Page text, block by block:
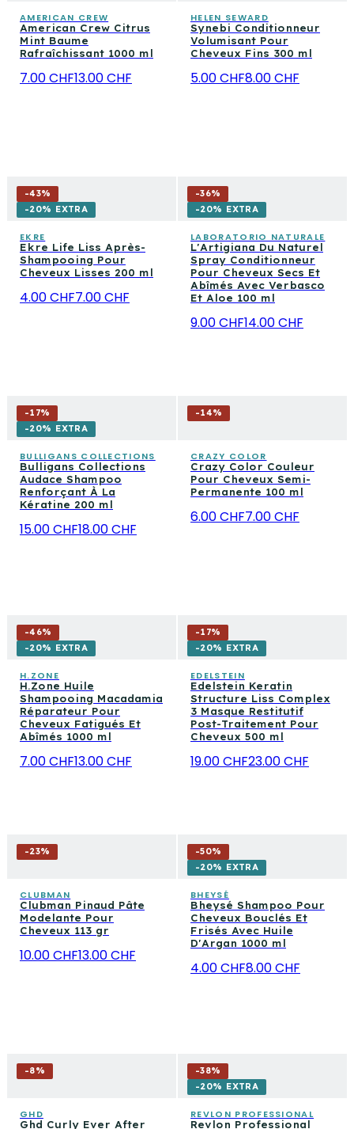
AMERICAN CREW
American Crew Citrus
Mint Baume
Rafraîchissant 1000 ml
7.00 CHF13.00 CHF
HELEN SEWARD
Synebi Conditionneur
Volumisant Pour
Cheveux Fins 300 ml
5.00 CHF8.00 CHF
-43%
-20% EXTRA
EKRE
Ekre Life Liss Après-
Shampooing Pour
Cheveux Lisses 200 ml
4.00 CHF7.00 CHF
-36%
-20% EXTRA
LABORATORIO NATURALE
L'Artigiana Du Naturel
Spray Conditionneur
Pour Cheveux Secs Et
Abîmés Avec Verbasco
Et Aloe 100 ml
9.00 CHF14.00 CHF
-17%
-20% EXTRA
BULLIGANS COLLECTIONS
Bulligans Collections
Audace Shampoo
Renforçant À La
Kératine 200 ml
15.00 CHF18.00 CHF
-14%
CRAZY COLOR
Crazy Color Couleur
Pour Cheveux Semi-
Permanente 100 ml
6.00 CHF7.00 CHF
-46%
-20% EXTRA
H.ZONE
H.Zone Huile
Shampooing Macadamia
Réparateur Pour
Cheveux Fatigués Et
Abîmés 1000 ml
7.00 CHF13.00 CHF
-17%
-20% EXTRA
EDELSTEIN
Edelstein Keratin
Structure Liss Complex
3 Masque Restitutif
Post-Traitement Pour
Cheveux 500 ml
19.00 CHF23.00 CHF
-23%
CLUBMAN
Clubman Pinaud Pâte
Modelante Pour
Cheveux 113 gr
10.00 CHF13.00 CHF
-50%
-20% EXTRA
BHEYSÉ
Bheysé Shampoo Pour
Cheveux Bouclés Et
Frisés Avec Huile
D'Argan 1000 ml
4.00 CHF8.00 CHF
-8%
GHD
Ghd Curly Ever After
-38%
-20% EXTRA
REVLON PROFESSIONAL
Revlon Professional